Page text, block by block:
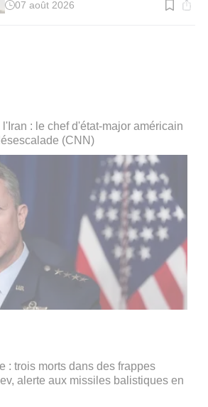
Temps
07 août 2026
: le chef d'état-major américain
(CNN)
: trois morts dans des frappes
alerte aux missiles balistiques en